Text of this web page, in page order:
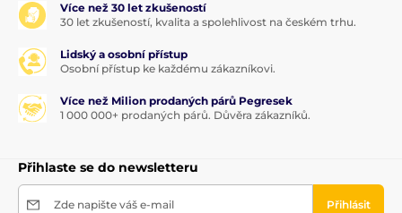
Více než 30 let zkušeností
30 let zkušeností, kvalita a spolehlivost na českém trhu.
Lidský a osobní přístup
Osobní přístup ke každému zákazníkovi.
Více než Milion prodaných párů Pegresek
1 000 000+ prodaných párů. Důvěra zákazníků.
Přihlaste se do newsletteru
Zde napište váš e-mail Přihlásit